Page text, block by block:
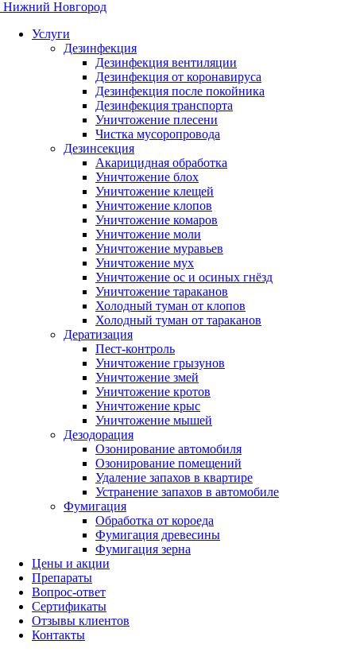
Нижний Новгород
Услуги
Дезинфекция
Дезинфекция вентиляции
Дезинфекция от коронавируса
Дезинфекция после покойника
Дезинфекция транспорта
Уничтожение плесени
Чистка мусоропровода
Дезинсекция
Акарицидная обработка
Уничтожение блох
Уничтожение клещей
Уничтожение клопов
Уничтожение комаров
Уничтожение моли
Уничтожение муравьев
Уничтожение мух
Уничтожение ос и осиных гнёзд
Уничтожение тараканов
Холодный туман от клопов
Холодный туман от тараканов
Дератизация
Пест-контроль
Уничтожение грызунов
Уничтожение змей
Уничтожение кротов
Уничтожение крыс
Уничтожение мышей
Дезодорация
Озонирование автомобиля
Озонирование помещений
Удаление запахов в квартире
Устранение запахов в автомобиле
Фумигация
Обработка от короеда
Фумигация древесины
Фумигация зерна
Цены и акции
Препараты
Вопрос-ответ
Сертификаты
Отзывы клиентов
Контакты